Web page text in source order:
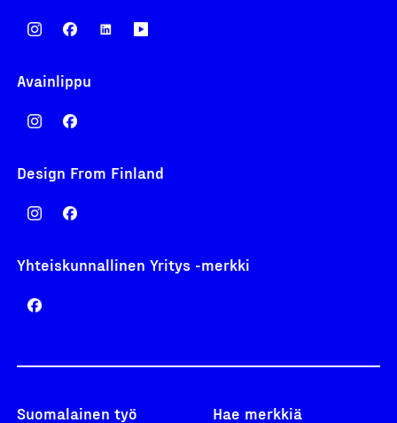
Avainlippu
Design From Finland
Yhteiskunnallinen Yritys -merkki
Suomalainen työ Hae merkkiä